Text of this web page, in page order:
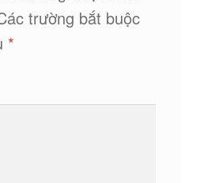
trường bắt buộc
*